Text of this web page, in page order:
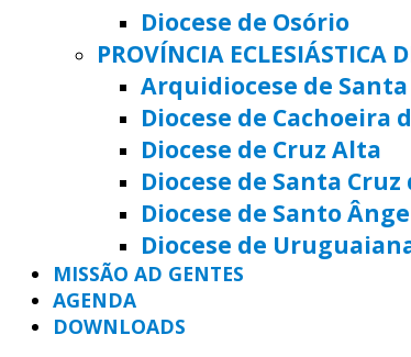
Diocese de Osório
PROVÍNCIA ECLESIÁSTICA
Arquidiocese de
Diocese de Cachoeira
Diocese de Cruz Alta
Diocese de Santa Cruz
Diocese de Santo
Diocese de
MISSÃO AD GENTES
AGENDA
DOWNLOADS